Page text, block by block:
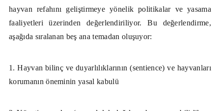
hayvan refahını geliştirmeye yönelik politikalar ve yasama
faaliyetleri üzerinden değerlendiriliyor. Bu değerlendirme,
aşağıda sıralanan beş ana temadan oluşuyor:
1. Hayvan bilinç ve duyarlılıklarının (sentience) ve hayvanları
korumanın öneminin yasal kabulü